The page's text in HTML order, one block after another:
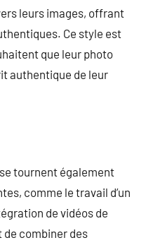
leurs images, offrant
Ce style est
que leur photo
authentique de leur
tournent également
comme le travail d’un
de vidéos de
de combiner des